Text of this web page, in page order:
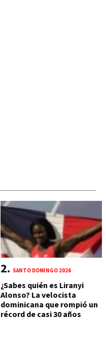
SANTO DOMINGO 2026
¿Sabes quién es Liranyi
Alonso? La velocista
dominicana que rompió un
récord de casi 30 años